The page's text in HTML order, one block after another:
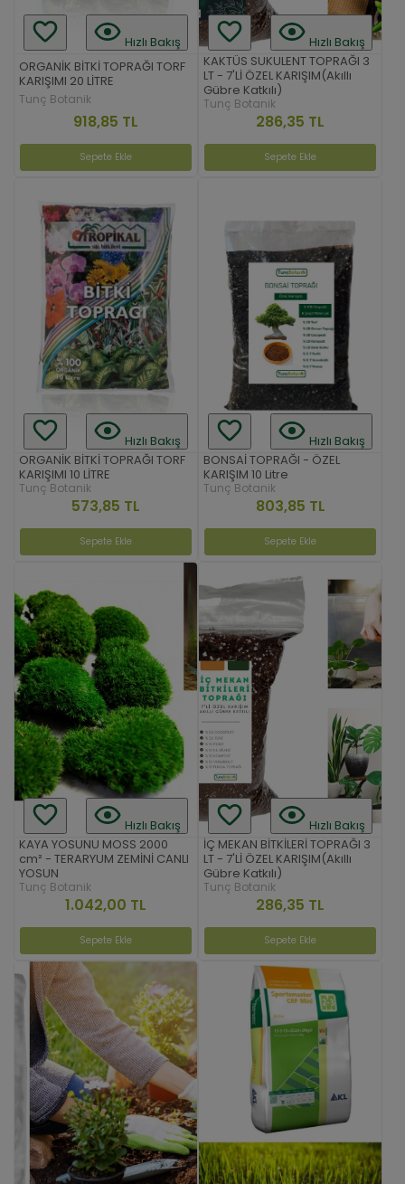
Hızlı Bakış
ORGANİK BİTKİ TOPRAĞI TORF
KARIŞIMI 20 LİTRE
Tunç Botanik
918,85 TL
Sepete Ekle
Hızlı Bakış
KAKTÜS SUKULENT TOPRAĞI 3
LT - 7'Lİ ÖZEL KARIŞIM(Akıllı
Gübre Katkılı)
Tunç Botanik
286,35 TL
Sepete Ekle
Hızlı Bakış
ORGANİK BİTKİ TOPRAĞI TORF
KARIŞIMI 10 LİTRE
Tunç Botanik
573,85 TL
Sepete Ekle
Hızlı Bakış
BONSAİ TOPRAĞI - ÖZEL
KARIŞIM 10 Litre
Tunç Botanik
803,85 TL
Sepete Ekle
Hızlı Bakış
KAYA YOSUNU MOSS 2000
cm² - TERARYUM ZEMİNİ CANLI
YOSUN
Tunç Botanik
1.042,00 TL
Sepete Ekle
Hızlı Bakış
İÇ MEKAN BİTKİLERİ TOPRAĞI 3
LT - 7'Lİ ÖZEL KARIŞIM(Akıllı
Gübre Katkılı)
Tunç Botanik
286,35 TL
Sepete Ekle